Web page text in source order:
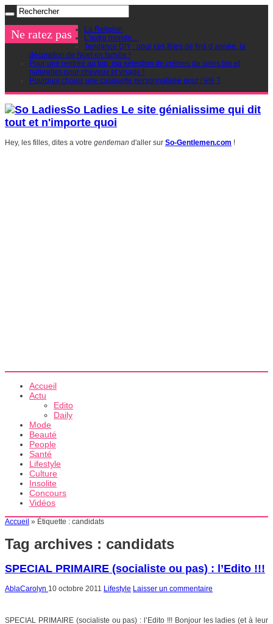
Ne ratez pas
La Religion
L’autre monde…
Tendance DIY : pour ces fêtes de fins d’année, la
décoration de Noel en famille !
Pour une rentrée au top, ma sélection de crèmes de soins bio et
naturelles pour cheveux et visage !
Pourquoi choisir une casquette personnalisée pour l’été ?
So Ladies Le site génialissime qui dit
tout et n'importe quoi
Hey, les filles, dites a votre gentleman d'aller sur So-Gentlemen.com !
Accueil
Actu
Edito
Daily
Mode
Beauté
People
Santé
Lifestyle
Culture
Insolite
Concours
Vidéos
Accueil » Étiquette : candidats
Tag archives : candidats
SPECIAL PRIMAIRE (socialiste ou pas) : l’Edito !!!
AblaCarolyn 10 octobre 2011 Lifestyle Laisser un commentaire
SPECIAL PRIMAIRE (socialiste ou pas) : l’Edito !!! Bonjour les ladies (et à leur